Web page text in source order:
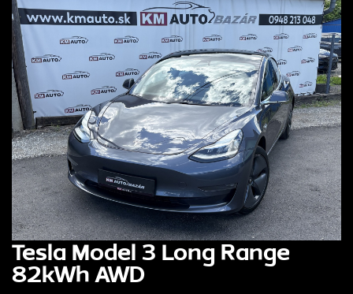
Tesla Model 3 Long Range
82kWh AWD